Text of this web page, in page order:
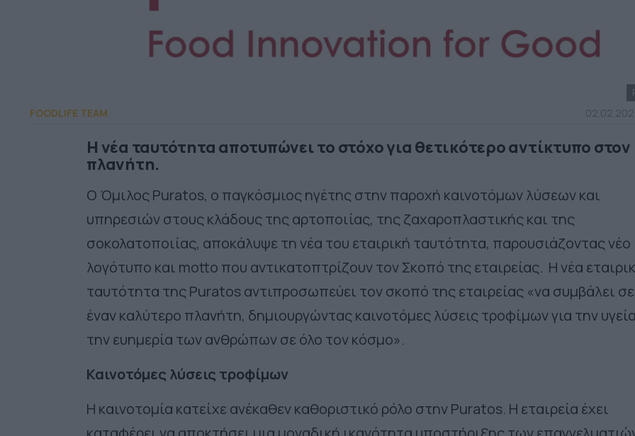
FOODLIFE TEAM
Η νέα ταυτότητα αποτυπώνει το στόχο για θετικότερο αντίκτυπο στον
πλανήτη.
Ο Όμιλος Puratos, ο παγκόσμιος ηγέτης στην παροχή καινοτόμων λύσεων και
υπηρεσιών στους κλάδους της αρτοποιίας, της ζαχαροπλαστικής και της
σοκολατοποιίας, αποκάλυψε τη νέα του εταιρική ταυτότητα, παρουσιάζοντας νέο
λογότυπο και motto που αντικατοπτρίζουν τον Σκοπό της εταιρείας. Η νέα
ταυτότητα της Puratos αντιπροσωπεύει τον σκοπό της εταιρείας «να συμβάλει σε
έναν καλύτερο πλανήτη, δημιουργώντας καινοτόμες λύσεις τροφίμων για την
την ευημερία των ανθρώπων σε όλο τον κόσμο».
Καινοτόμες λύσεις τροφίμων
Η καινοτομία κατείχε ανέκαθεν καθοριστικό ρόλο στην Puratos. Η εταιρεία έχει